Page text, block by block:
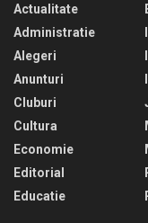
Actualitate
Administratie
Alegeri
Anunturi
Cluburi
Cultura
Economie
Editorial
Educatie